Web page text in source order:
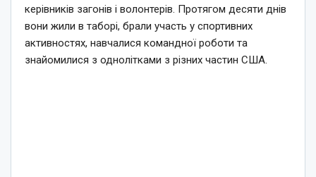
керівників загонів і волонтерів. Протягом десяти днів
вони жили в таборі, брали участь у спортивних
активностях, навчалися командної роботи та
знайомилися з однолітками з різних частин США.